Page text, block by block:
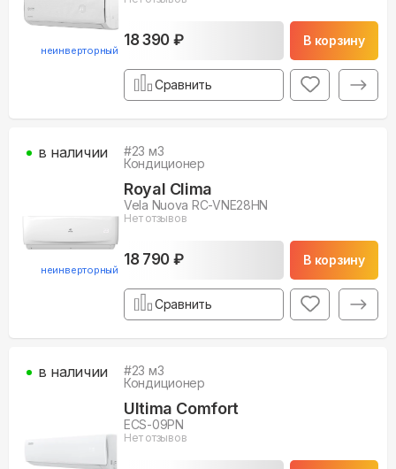
неинверторный
18 390 ₽ В корзину
Сравнить
неинверторный
#23 м3
Кондиционер
Royal Clima
Vela Nuova RC-VNE28HN
Нет отзывов
18 790 ₽ В корзину
в наличии
Сравнить
#23 м3
Кондиционер
Ultima Comfort
ECS-09PN
Нет отзывов
в наличии